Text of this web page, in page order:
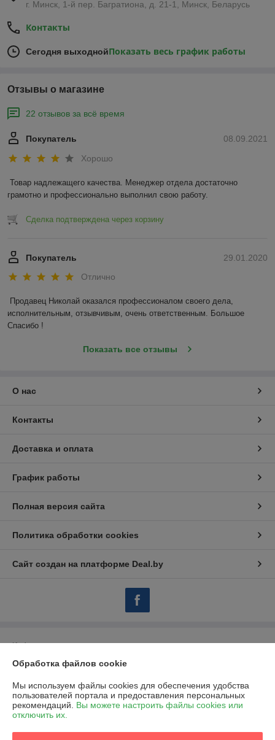
г. Минск, 1-й пер. Багратиона, д. 21-1, Минск, Беларусь
Контакты
Сегодня выходнойПоказать весь график работы
Отзывы о магазине
22 отзывов за всё время
08.09.2021
Покупатель
Хорошо
Товар надлежащего качества. Менеджер отдела достаточно
грамотно и профессионально выполнил свою работу.
Сделка подтверждена через корзину
29.01.2020
Покупатель
Отлично
Продавец Николай оказался профессионалом своего дела,
исполнительным, отзывчивым, очень ответственным. Большое
Спасибо !
Показать все отзывы
О нас
Контакты
Доставка и оплата
График работы
Полная версия сайта
Политика обработки cookies
Сайт создан на платформе Deal.by
Информация для покупателя
Индивидуальный предприниматель:
г. Минск, 1-й пер. Багратиона, д. 21-1
Регистрационный номер ЕГР: 192619188
Обработка файлов cookie
Мы используем файлы cookies для обеспечения удобства
пользователей портала и предоставления персональных
рекомендаций. Вы можете настроить файлы cookies или
отключить их.